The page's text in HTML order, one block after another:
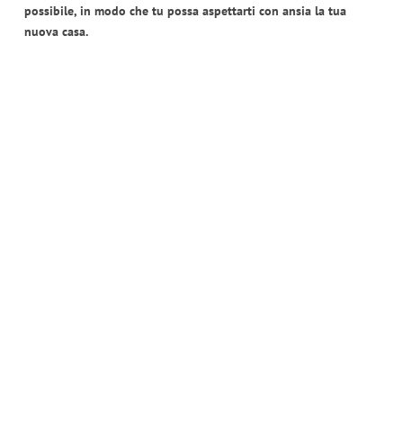
possibile, in modo che tu possa aspettarti con ansia la tua
nuova casa.